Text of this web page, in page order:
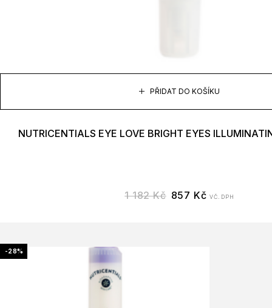
PŘIDAT DO KOŠÍKU
NUTRICENTIALS EYE LOVE BRIGHT EYES
1 182Kč 857 Kč VČ. DPH
-28%